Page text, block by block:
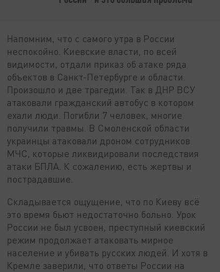
Напомним, что с самого утра в России
неспокойно. Киевские власти, по всей
видимости, отдали приказ об атаке ряда
объектов в Санкт-Петербурге и области.
Произошло и две трагедии. Так в ДНР ВСУ
атаковали гражданский автобус в котором
ехали люди. Погибли 7 человек, многие
получили травмы. В Смоленской области
украинцы атаковали дроном сотрудников
МЧС, которые ликвидировали последствия
атаки БПЛА. К сожалению, есть жертвы и
пострадавшие.
Складывается ощущение, что по Киеву всё
это время бьют недостаточно больно. Урок
России не был усвоен, преступный киевский
режим продолжает атаковать мирное
население и убивать русских людей. И хотя в
Кремле заверили, что ответы России на